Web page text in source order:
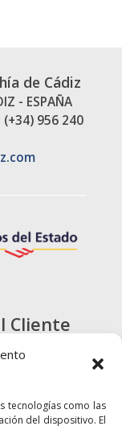
tecnologías como las
del dispositivo. El
de Cádiz
- ESPAÑA
956 240
Cliente